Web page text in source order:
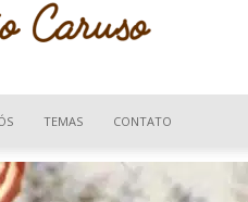
Devo
TEMAS CONTATO